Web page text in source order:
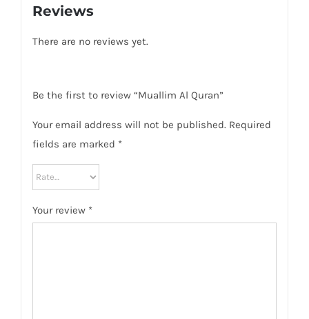
Reviews
There are no reviews yet.
Be the first to review “Muallim Al Quran”
Your email address will not be published. Required
fields are marked *
Your review *